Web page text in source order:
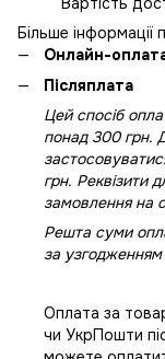
Більше інформації
Онлайн-
Післяплата
Цей спосіб
понад 300 грн.
грн. Реквізити
замовлення на
Решта суми
за
Оплата за
чи УкрПошти